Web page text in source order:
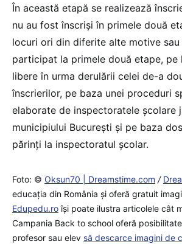
În această etapă se realizează
nu au fost înscriși în primele două
locuri ori din diferite alte motive sau
participat la primele două etape, pe
libere în urma derulării celei de-a
înscrierilor, pe baza unei proceduri
elaborate de inspectoratele școlare
municipiului București și pe baza
părinți la inspectoratul școlar.
Foto: © Oksun70 | Dreamstime.com /
educaţia din România şi oferă gratuit
Edupedu.roîşi poate ilustra articolele cât
Campania Back to school oferă
profesor sau elev să descarce imagini de